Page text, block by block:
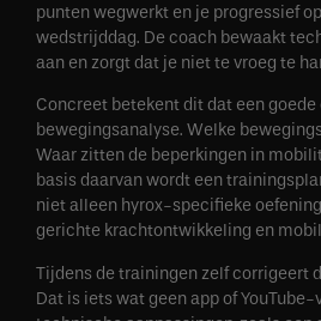
punten wegwerkt en je progressief
wedstrijddag. De coach bewaakt
aan en zorgt dat je niet te vroeg te
Concreet betekent dit dat een
bewegingsanalyse. Welke
Waar zitten de beperkingen in
basis daarvan wordt een
niet alleen hyrox-specifieke
gerichte krachtontwikkeling en
Tijdens de trainingen zelf corrigeert
Dat is iets wat geen app of